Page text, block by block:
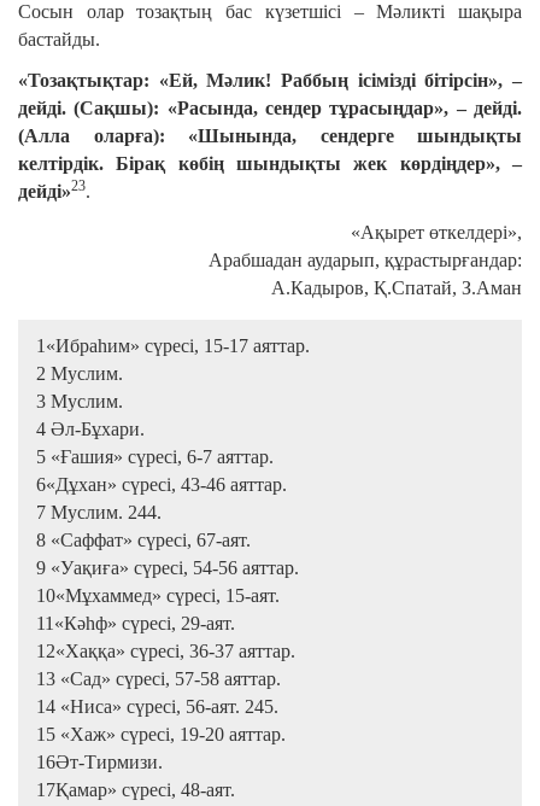
Сосын олар тозақтың бас күзетшісі – Мәликті шақыра
бастайды.
«Тозақтықтар: «Ей, Мәлик! Раббың ісімізді бітірсін», –
дейді. (Сақшы): «Расында, сендер тұрасыңдар», – дейді.
(Алла оларға): «Шынында, сендерге шындықты
келтірдік. Бірақ көбің шындықты жек көрдіңдер», –
дейді»23.
«Ақырет өткелдері»,
Арабшадан аударып, құрастырғандар:
А.Кадыров, Қ.Спатай, З.Аман
1«Ибраһим» сүресі, 15-17 аяттар.
2 Муслим.
3 Муслим.
4 Әл-Бұхари.
5 «Ғашия» сүресі, 6-7 аяттар.
6«Дұхан» сүресі, 43-46 аяттар.
7 Муслим. 244.
8 «Саффат» сүресі, 67-аят.
9 «Уақиға» сүресі, 54-56 аяттар.
10«Мұхаммед» сүресі, 15-аят.
11«Кәһф» сүресі, 29-аят.
12«Хаққа» сүресі, 36-37 аяттар.
13 «Сад» сүресі, 57-58 аяттар.
14 «Ниса» сүресі, 56-аят. 245.
15 «Хаж» сүресі, 19-20 аяттар.
16Әт-Тирмизи.
17Қамар» сүресі, 48-аят.